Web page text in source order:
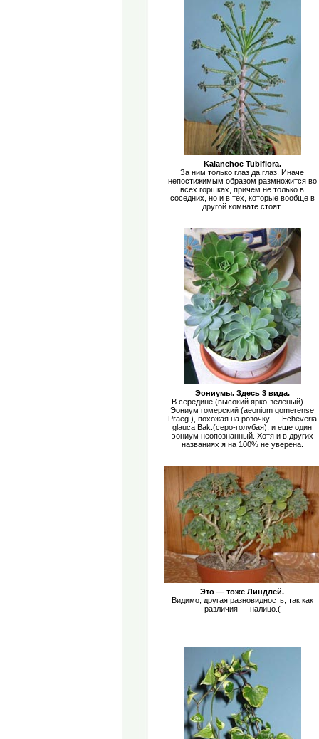
Kalanchoe Tubiflora.
За ним только глаз да глаз. Иначе
непостижимым образом размножится во
всех горшках, причем не только в
соседних, но и в тех, которые вообще в
другой комнате стоят.
Эониумы. Здесь 3 вида.
В середине (высокий ярко-зеленый) —
Эониум гомерский (aeonium gomerense
Praeg.), похожая на розочку — Echeveria
glauca Bak.(серо-голубая), и еще один
эониум неопознанный. Хотя и в других
названиях я на 100% не уверена.
Это — тоже Линдлей.
Видимо, другая разновидность, так как
различия — налицо.(